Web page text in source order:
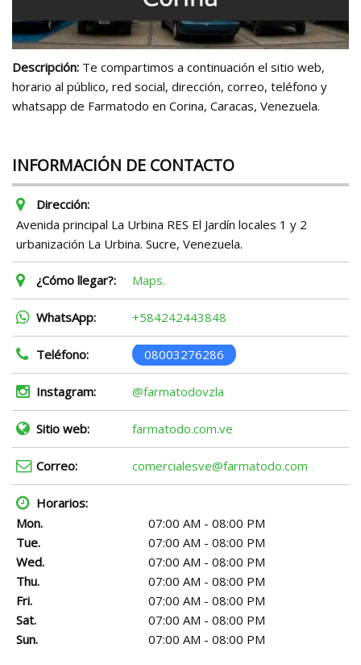
Descripción: Te compartimos a continuación el sitio web,
horario al público, red social, dirección, correo, teléfono y
whatsapp de Farmatodo en Corina, Caracas, Venezuela.
INFORMACIÓN DE CONTACTO
Dirección:
Avenida principal La Urbina RES El Jardín locales 1 y 2
urbanización La Urbina. Sucre, Venezuela.
¿Cómo llegar?: Maps.
WhatsApp: +584242443848
Teléfono: 08003276286
Instagram: @farmatodovzla
Sitio web: farmatodo.com.ve
Correo: comercialesve@farmatodo.com
Horarios:
Mon.
07:00 AM - 08:00 PM
Tue.
07:00 AM - 08:00 PM
Wed.
07:00 AM - 08:00 PM
Thu.
07:00 AM - 08:00 PM
Fri.
07:00 AM - 08:00 PM
Sat.
07:00 AM - 08:00 PM
Sun.
07:00 AM - 08:00 PM